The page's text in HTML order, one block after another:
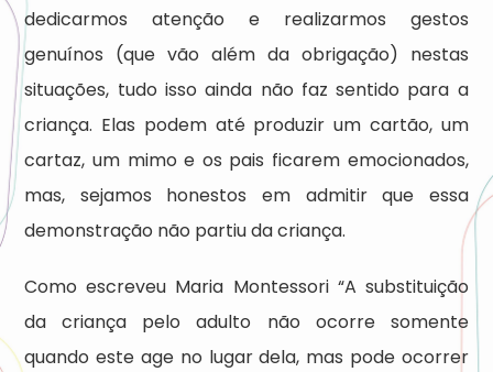
dedicarmos atenção e realizarmos gestos
genuínos (que vão além da obrigação) nestas
situações, tudo isso ainda não faz sentido para a
criança. Elas podem até produzir um cartão, um
cartaz, um mimo e os pais ficarem emocionados,
mas, sejamos honestos em admitir que essa
demonstração não partiu da criança.
Como escreveu Maria Montessori “A substituição
da criança pelo adulto não ocorre somente
quando este age no lugar dela, mas pode ocorrer